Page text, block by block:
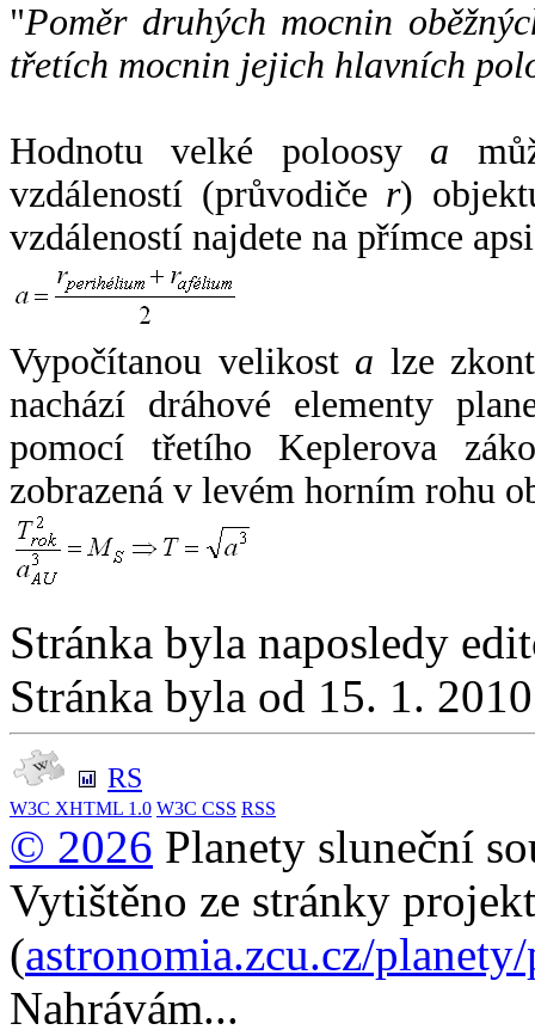
"Poměr druhých mocnin
třetích mocnin jejich hlavních
Hodnotu velké poloosy a
vzdáleností (průvodiče r)
vzdáleností najdete na přímce
Vypočítanou velikost a lze
nachází dráhové elementy
pomocí třetího Keplerova
zobrazená v levém horním rohu
Stránka byla naposledy
Stránka byla od 15. 1.
RS
W3C XHTML 1.0 W3C CSS RSS
© 2026 Planety sluneční
Vytištěno ze stránky
(astronomia.zcu.cz/
Nahrávám...